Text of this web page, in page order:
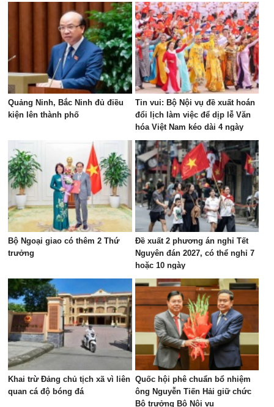
Quảng Ninh, Bắc Ninh đủ điều
kiện lên thành phố
Tin vui: Bộ Nội vụ đề xuất hoán
đổi lịch làm việc để dịp lễ Văn
hóa Việt Nam kéo dài 4 ngày
Bộ Ngoại giao có thêm 2 Thứ
trưởng
Đề xuất 2 phương án nghỉ Tết
Nguyên đán 2027, có thể nghỉ 7
hoặc 10 ngày
Khai trừ Đảng chủ tịch xã vì liên
quan cá độ bóng đá
Quốc hội phê chuẩn bổ nhiệm
ông Nguyễn Tiến Hải giữ chức
Bộ trưởng Bộ Nội vụ